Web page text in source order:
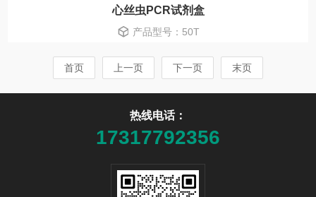
心丝虫PCR试剂盒
产品型号：50T
首页 上一页 下一页 末页
热线电话：
17317792356